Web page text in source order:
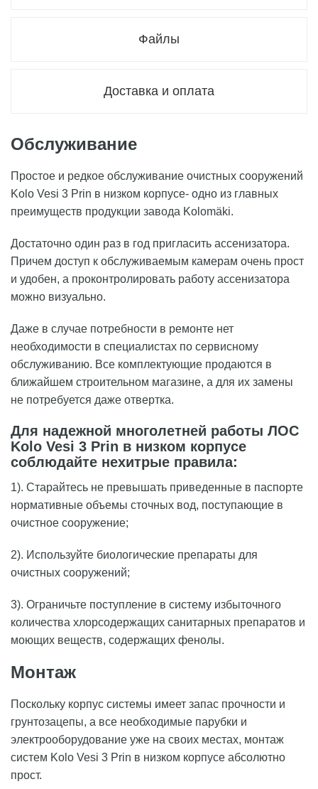
Файлы
Доставка и оплата
Обслуживание
Простое и редкое обслуживание очистных сооружений
Kolo Vesi 3 Prin в низком корпусе- одно из главных
преимуществ продукции завода Kolomäki.
Достаточно один раз в год пригласить ассенизатора.
Причем доступ к обслуживаемым камерам очень прост
и удобен, а проконтролировать работу ассенизатора
можно визуально.
Даже в случае потребности в ремонте нет
необходимости в специалистах по сервисному
обслуживанию. Все комплектующие продаются в
ближайшем строительном магазине, а для их замены
не потребуется даже отвертка.
Для надежной многолетней работы ЛОС
Kolo Vesi 3 Prin в низком корпусе
соблюдайте нехитрые правила:
1). Старайтесь не превышать приведенные в паспорте
нормативные объемы сточных вод, поступающие в
очистное сооружение;
2). Используйте биологические препараты для
очистных сооружений;
3). Ограничьте поступление в систему избыточного
количества хлорсодержащих санитарных препаратов и
моющих веществ, содержащих фенолы.
Монтаж
Поскольку корпус системы имеет запас прочности и
грунтозацепы, а все необходимые парубки и
электрооборудование уже на своих местах, монтаж
систем Kolo Vesi 3 Prin в низком корпусе абсолютно
прост.